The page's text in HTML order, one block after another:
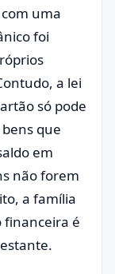
uma
foi
a lei
só pode
que
em
não forem
a família
financeira é